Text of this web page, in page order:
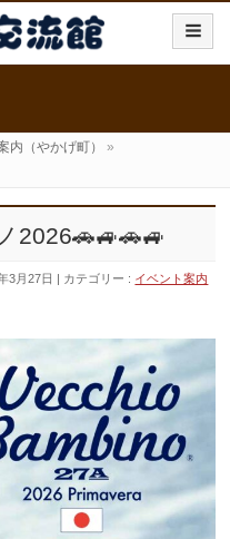
内（やかげ町）
»
2026🚗🚙🚗🚙
3月27日 カテゴリー : イベント案内